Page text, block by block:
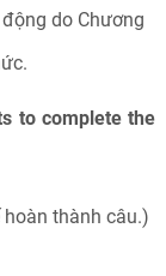
do Chương
to complete the
thành câu.)